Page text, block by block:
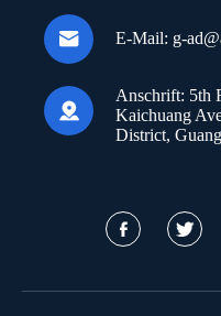
 E-Mail: g-

Anschrift: 5th
Kaichuang
District,
 